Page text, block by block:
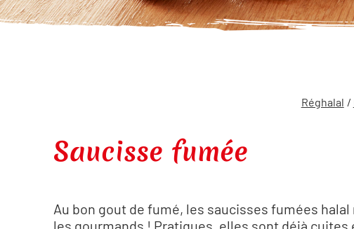
Réghalal /
Saucisse fumée
Au bon gout de fumé, les saucisses fumées
les gourmands ! Pratiques, elles sont déjà cuites